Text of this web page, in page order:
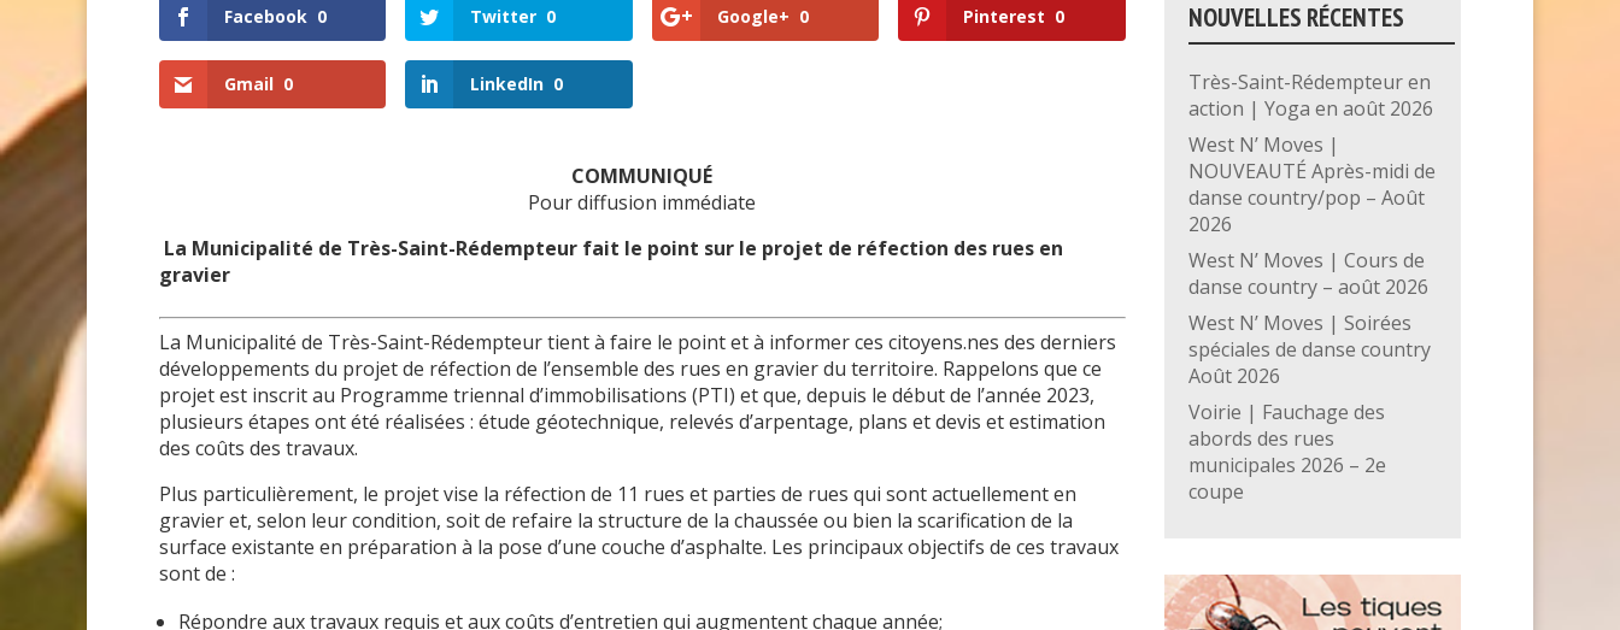
Facebook 0 Twitter 0 Google+ 0 Pinterest 0
Gmail 0 LinkedIn 0
COMMUNIQUÉ
Pour diffusion immédiate
La Municipalité de Très-Saint-Rédempteur fait le point sur le projet de réfection des rues en
gravier
La Municipalité de Très-Saint-Rédempteur tient à faire le point et à informer ces citoyens.nes des derniers
développements du projet de réfection de l’ensemble des rues en gravier du territoire. Rappelons que ce
projet est inscrit au Programme triennal d’immobilisations (PTI) et que, depuis le début de l’année 2023,
plusieurs étapes ont été réalisées : étude géotechnique, relevés d’arpentage, plans et devis et estimation
des coûts des travaux.
Plus particulièrement, le projet vise la réfection de 11 rues et parties de rues qui sont actuellement en
gravier et, selon leur condition, soit de refaire la structure de la chaussée ou bien la scarification de la
surface existante en préparation à la pose d’une couche d’asphalte. Les principaux objectifs de ces travaux
sont de :
Répondre aux travaux requis et aux coûts d’entretien qui augmentent chaque année;
NOUVELLES RÉCENTES
Très-Saint-Rédempteur en
action | Yoga en août 2026
West N’ Moves |
NOUVEAUTÉ Après-midi de
danse country/pop – Août
2026
West N’ Moves | Cours de
danse country – août 2026
West N’ Moves | Soirées
spéciales de danse country
Août 2026
Voirie | Fauchage des
abords des rues
municipales 2026 – 2e
coupe